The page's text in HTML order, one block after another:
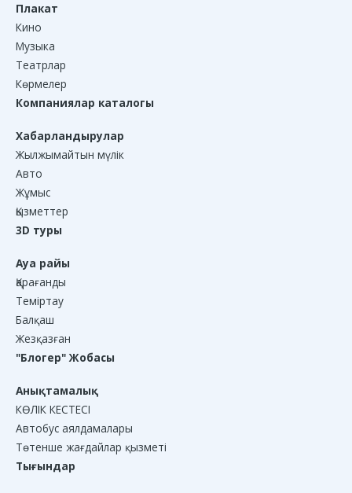
Плакат
Кино
Музыка
Театрлар
Көрмелер
Компаниялар каталогы
Хабарландырулар
Жылжымайтын мүлік
Авто
Жұмыс
Қызметтер
3D туры
Ауа райы
Қарағанды
Теміртау
Балқаш
Жезқазған
"Блогер" Жобасы
Анықтамалық
КӨЛІК КЕСТЕСІ
Автобус аялдамалары
Төтенше жағдайлар қызметі
Тығындар